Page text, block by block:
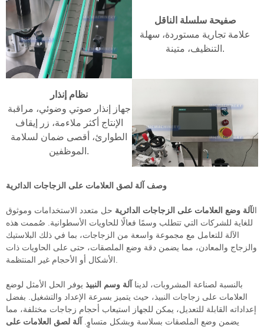
صفيحة سلسلة الناقل
علامة تجارية مستوردة، سهلة
التنظيف، متينة.
نظام إنذار
جهاز إنذار صوتي وضوئي، مراقبة
الإنتاج أكثر ملاءمة، زر إيقاف
الطوارئ، أقصى ضمان لسلامة
الموظفين.
وصف آلة لصق العلامات على الزجاجات الدائرية
الآلة وضع العلامات على الزجاجات الدائرية حل متعدد الاستخدامات وموثوق
للغاية للشركات التي تتطلب وسمًا فعالًا للحاويات الأسطوانية. صُممت هذه
الآلة للتعامل مع مجموعة واسعة من الزجاجات، بما في ذلك البلاستيك
والزجاج والمعادن، مما يضمن دقة وضع الملصقات، حتى على الحاويات ذات
بالنسبة لصناعة المشروبات، لدينا آلة وسم النبيذ يوفر الحل الأمثل لوضع
العلامات على زجاجات النبيذ، حيث يتميز بسرعة الإعداد والتشغيل. بفضل
إعداداته القابلة للتعديل، يمكن للجهاز استيعاب أحجام زجاجات مختلفة، مما
يضمن وضع الملصقات بسلاسة وبشكل متساوٍ.
آلة لصق العلامات على